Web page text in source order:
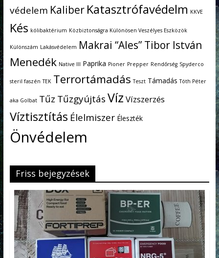
védelem Kaliber Katasztrófavédelm KKVE
Kés kólibaktérium Közbiztonságra Különösen Veszélyes Eszközök
Különszám Lakásvédelem Makrai “Ales” Tibor István
Menedék Native III Paprika Pioner Prepper Rendőrség Spyderco
steril faszén TEK Terrortámadás Teszt Támadás Tóth Péter
aka Golbat Tűz TűzgyújtásVíz Vízszerzés
Víztisztítás Élelmiszer Éleszték
Önvédelem
Friss bejegyzések